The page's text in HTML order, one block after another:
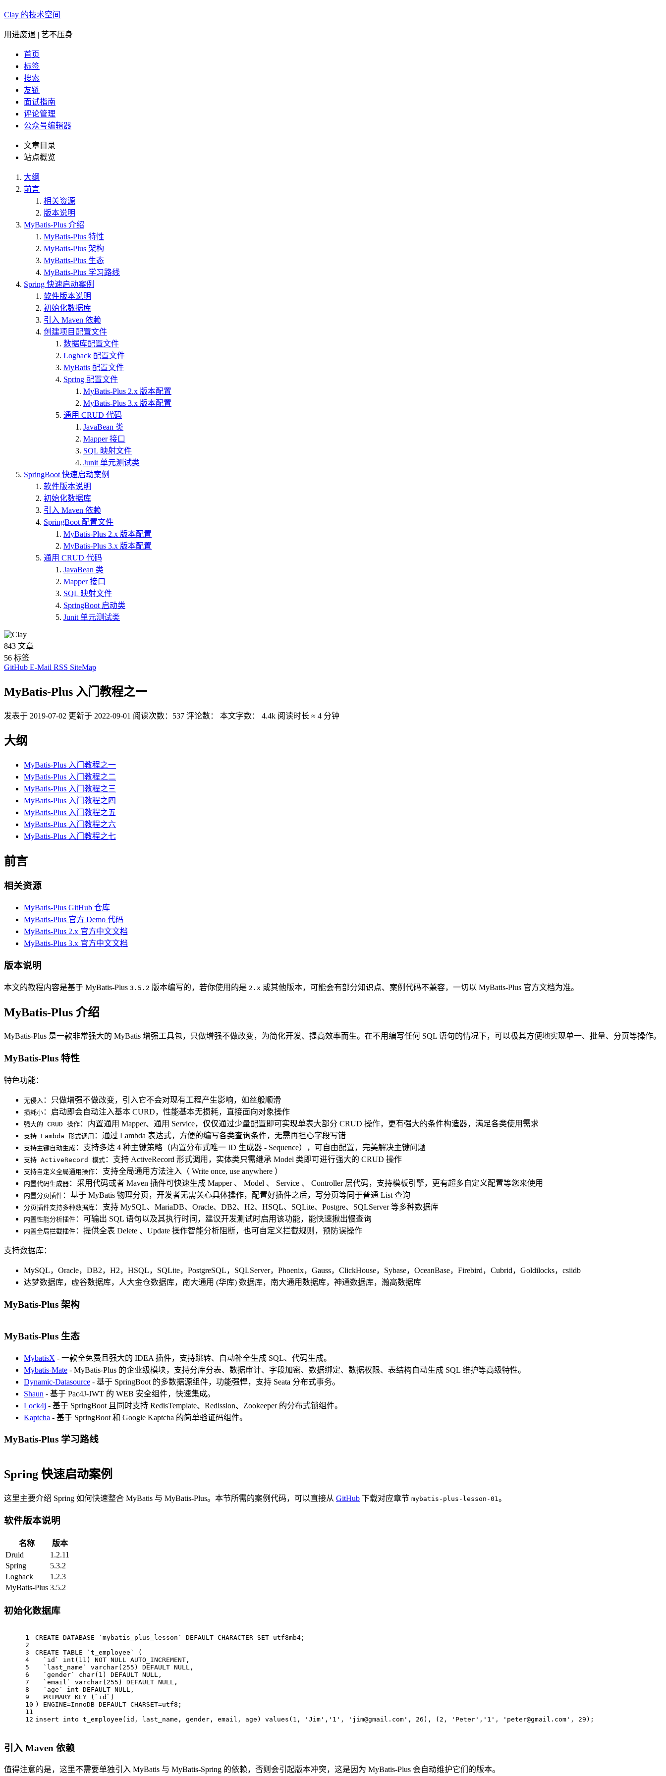
Clay 的技术空间
用进废退 | 艺不压身
首页
标签
搜索
友链
面试指南
评论管理
公众号编辑器
文章目录
站点概览
大纲
前言
相关资源
版本说明
MyBatis-Plus 介绍
MyBatis-Plus 特性
MyBatis-Plus 架构
MyBatis-Plus 生态
MyBatis-Plus 学习路线
Spring 快速启动案例
软件版本说明
初始化数据库
引入 Maven 依赖
创建项目配置文件
数据库配置文件
Logback 配置文件
MyBatis 配置文件
Spring 配置文件
MyBatis-Plus 2.x 版本配置
MyBatis-Plus 3.x 版本配置
通用 CRUD 代码
JavaBean 类
Mapper 接口
SQL 映射文件
Junit 单元测试类
SpringBoot 快速启动案例
软件版本说明
初始化数据库
引入 Maven 依赖
SpringBoot 配置文件
MyBatis-Plus 2.x 版本配置
MyBatis-Plus 3.x 版本配置
通用 CRUD 代码
JavaBean 类
Mapper 接口
SQL 映射文件
SpringBoot 启动类
Junit 单元测试类
843 文章
56 标签
GitHub E-Mail RSS SiteMap
MyBatis-Plus 入门教程之一
发表于 2019-07-02 更新于 2022-09-01 阅读次数： 537 评论数： 本文字数： 4.4k 阅读时长 ≈ 4 分钟
大纲
MyBatis-Plus 入门教程之一
MyBatis-Plus 入门教程之二
MyBatis-Plus 入门教程之三
MyBatis-Plus 入门教程之四
MyBatis-Plus 入门教程之五
MyBatis-Plus 入门教程之六
MyBatis-Plus 入门教程之七
前言
相关资源
MyBatis-Plus GitHub 仓库
MyBatis-Plus 官方 Demo 代码
MyBatis-Plus 2.x 官方中文文档
MyBatis-Plus 3.x 官方中文文档
版本说明
本文的教程内容是基于 MyBatis-Plus 3.5.2 版本编写的，若你使用的是 2.x 或其他版本，可能会有部分知识点、案例代码不兼容，一切以 MyBatis-Plus 官方文档为准。
MyBatis-Plus 介绍
MyBatis-Plus 是一款非常强大的 MyBatis 增强工具包，只做增强不做改变，为简化开发、提高效率而生。在不用编写任何 SQL 语句的情况下，可以极其方便地实现单一、批量、分页等操作。
MyBatis-Plus 特性
特色功能：
无侵入 ：只做增强不做改变，引入它不会对现有工程产生影响，如丝般顺滑
损耗小 ：启动即会自动注入基本 CURD，性能基本无损耗，直接面向对象操作
强大的 CRUD 操作 ：内置通用 Mapper、通用 Service，仅仅通过少量配置即可实现单表大部分 CRUD 操作，更有强大的条件构造器，满足各类使用需求
支持 Lambda 形式调用 ：通过 Lambda 表达式，方便的编写各类查询条件，无需再担心字段写错
支持主键自动生成 ：支持多达 4 种主键策略（内置分布式唯一 ID 生成器 - Sequence），可自由配置，完美解决主键问题
支持 ActiveRecord 模式 ：支持 ActiveRecord 形式调用，实体类只需继承 Model 类即可进行强大的 CRUD 操作
支持自定义全局通用操作 ：支持全局通用方法注入（ Write once, use anywhere ）
内置代码生成器 ：采用代码或者 Maven 插件可快速生成 Mapper 、 Model 、 Service 、 Controller 层代码，支持模板引擎，更有超多自定义配置等您来使用
内置分页插件 ：基于 MyBatis 物理分页，开发者无需关心具体操作，配置好插件之后，写分页等同于普通 List 查询
分页插件支持多种数据库 ：支持 MySQL、MariaDB、Oracle、DB2、H2、HSQL、SQLite、Postgre、SQLServer 等多种数据库
内置性能分析插件 ：可输出 SQL 语句以及其执行时间，建议开发测试时启用该功能，能快速揪出慢查询
内置全局拦截插件 ：提供全表 Delete 、Update 操作智能分析阻断，也可自定义拦截规则，预防误操作
支持数据库：
MySQL，Oracle，DB2，H2，HSQL，SQLite，PostgreSQL，SQLServer，Phoenix，Gauss，ClickHouse，Sybase，OceanBase，Firebird，Cubrid，Goldilocks，csiidb
达梦数据库，虚谷数据库，人大金仓数据库，南大通用 (华库) 数据库，南大通用数据库，神通数据库，瀚高数据库
MyBatis-Plus 架构
MyBatis-Plus 生态
MybatisX - 一款全免费且强大的 IDEA 插件，支持跳转、自动补全生成 SQL、代码生成。
Mybatis-Mate - MyBatis-Plus 的企业级模块，支持分库分表、数据审计、字段加密、数据绑定、数据权限、表结构自动生成 SQL 维护等高级特性。
Dynamic-Datasource - 基于 SpringBoot 的多数据源组件，功能强悍，支持 Seata 分布式事务。
Shaun - 基于 Pac4J-JWT 的 WEB 安全组件，快速集成。
Lock4j - 基于 SpringBoot 且同时支持 RedisTemplate、Redission、Zookeeper 的分布式锁组件。
Kaptcha - 基于 SpringBoot 和 Google Kaptcha 的简单验证码组件。
MyBatis-Plus 学习路线
Spring 快速启动案例
这里主要介绍 Spring 如何快速整合 MyBatis 与 MyBatis-Plus。本节所需的案例代码，可以直接从 GitHub 下载对应章节 mybatis-plus-lesson-01 。
软件版本说明
名称
版本
Druid
1.2.11
Spring
5.3.2
Logback
1.2.3
MyBatis-Plus 3.5.2
初始化数据库
1
2
3
4
5
6
7
8
9
10
11
12
CREATE DATABASE `mybatis_plus_lesson` DEFAULT CHARACTER SET utf8mb4;
CREATE TABLE `t_employee` (
  `id`
int ( 11 ) NOT NULL
AUTO_INCREMENT,
  `last_name`
varchar( 255 ) DEFAULT NULL ,
  `gender`
char( 1 ) DEFAULT NULL ,
  `email`
varchar( 255 ) DEFAULT NULL ,
  `age`
int DEFAULT NULL ,
PRIMARY KEY (`id`)
) ENGINE=InnoDB DEFAULT CHARSET=utf8;
insert
into t_employee(id, last_name, gender, email, age) values ( 1 , 'Jim' , '1' , 'jim@gmail.com' , 26 ), ( 2 , 'Peter' , '1' , 'peter@gmail.com' , 29 );
引入 Maven 依赖
值得注意的是，这里不需要单独引入 MyBatis 与 MyBatis-Spring 的依赖，否则会引起版本冲突，这是因为 MyBatis-Plus 会自动维护它们的版本。